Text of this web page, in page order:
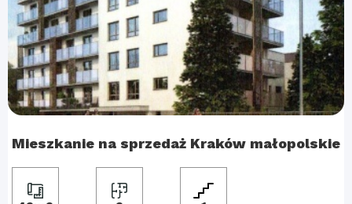
Mieszkanie na sprzedaż Kraków małopolskie